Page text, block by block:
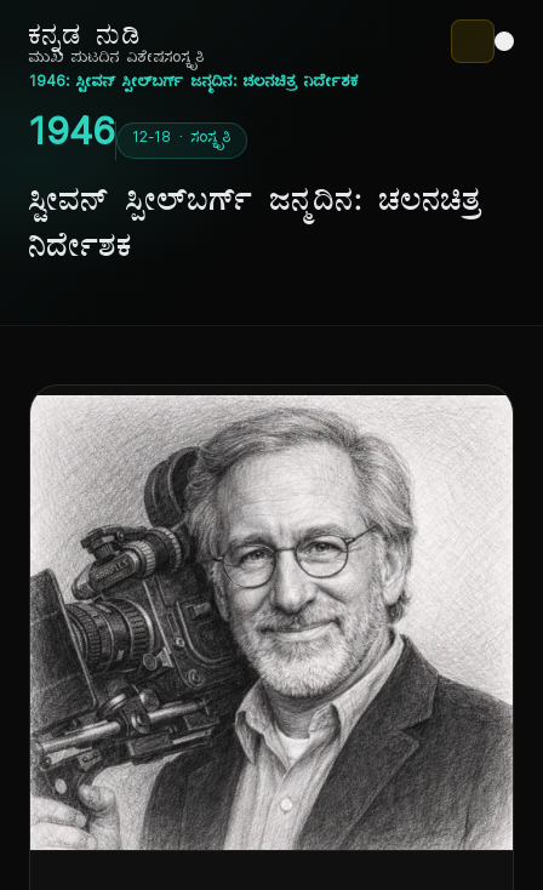
ಕನ್ನಡ ನುಡಿ
ಮುಖ ಪುಟದಿನ ವಿಶೇಷಸಂಸ್ಕೃತಿ
1946: ಸ್ಟೀವನ್ ಸ್ಪೀಲ್‌ಬರ್ಗ್ ಜನ್ಮದಿನ: ಚಲನಚಿತ್ರ ನಿರ್ದೇಶಕ
1946 12-18 · ಸಂಸ್ಕೃತಿ
ಸ್ಟೀವನ್ ಸ್ಪೀಲ್‌ಬರ್ಗ್ ಜನ್ಮದಿನ: ಚಲನಚಿತ್ರ
ನಿರ್ದೇಶಕ